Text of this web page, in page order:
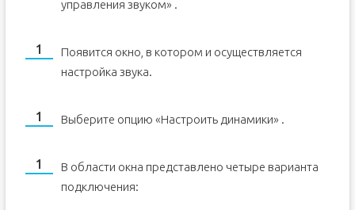
управления звуком» .
Появится окно, в котором и осуществляется
настройка звука.
Выберите опцию «Настроить динамики» .
В области окна представлено четыре варианта
подключения: